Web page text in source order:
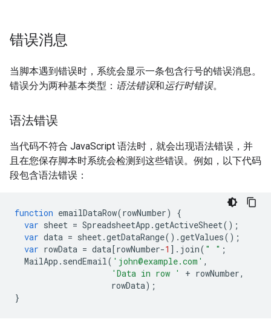
错误消息
当脚本遇到错误时，系统会显示一条包含行号的错误消息。
错误分为两种基本类型： 语法错误和运行时错误。
语法错误
当代码不符合 JavaScript 语法时，就会出现语法错误，并
且在您保存脚本时系统会检测到这些错误。例如，以下代码
段包含语法错误：
function emailDataRow(rowNumber)
{
var sheet = SpreadsheetApp .getActiveSheet();
var data = sheet.getDataRange().getValues();
var rowData = data[rowNumber-1 ]. join( " " ;
MailApp . sendEmail( 'john@example.com' ,
'Data in row '
+ rowNumber,
rowData);
}